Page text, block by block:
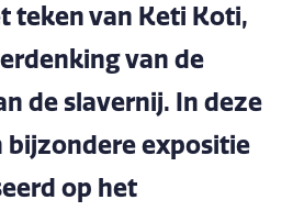
teken van Keti Koti,
van de
de slavernij. In deze
bijzondere expositie
op het